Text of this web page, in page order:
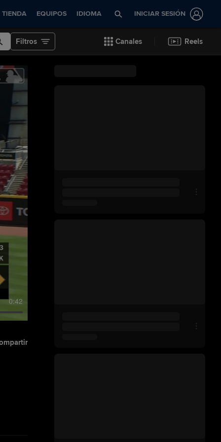
TIENDA EQUIPOS IDIOMA INICIAR SESIÓN
Filtros Canales Reels
0:42